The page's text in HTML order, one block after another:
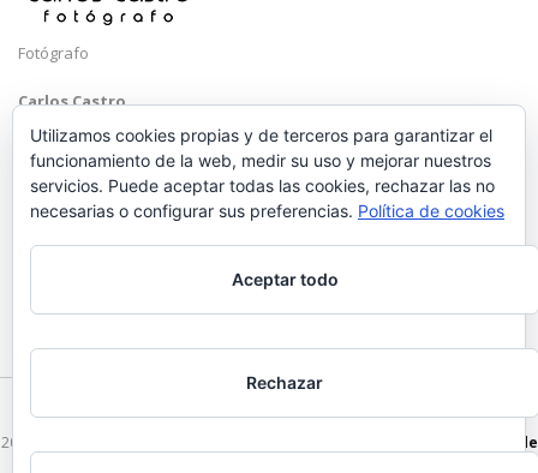
Fotógrafo
Carlos Castro
Málaga
Mobile: +34 652 83 71 98
hola@carloscastrofotografo.com
2026 © Carlos Castro Fotógrafo - hola@carloscastrofotografo.com -
Vídeo de
Utilizamos cookies propias y de terceros para garantizar el
funcionamiento de la web, medir su uso y mejorar nuestros
servicios. Puede aceptar todas las cookies, rechazar las no
necesarias o configurar sus preferencias. Política de cookies
Aceptar todo
Rechazar